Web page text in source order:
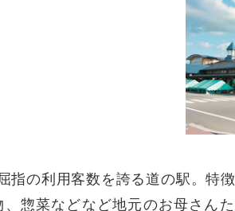
指の利用客数を誇る道の駅。特
惣菜などなど地元のお母さん